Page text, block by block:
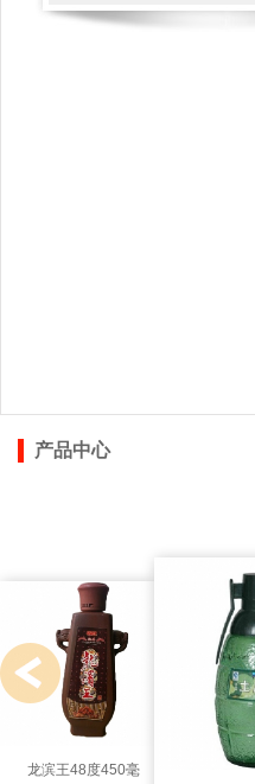
产品中心
龙滨王48度450毫